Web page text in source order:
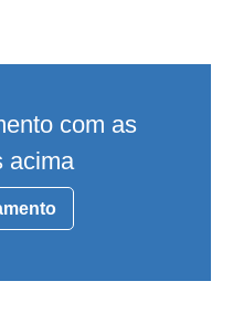
com as
acima